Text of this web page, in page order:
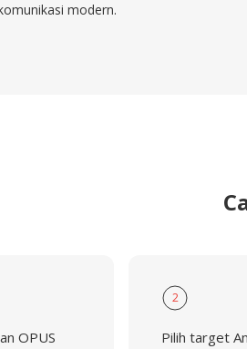
modern.
OPUS
2
Pilih target